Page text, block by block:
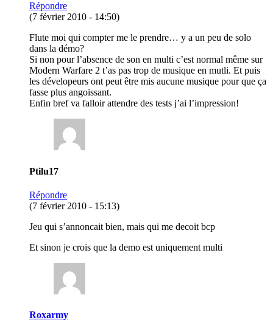
Répondre
(7 février 2010 - 14:50)
Flute moi qui compter me le prendre… y a un peu de solo
dans la démo?
Si non pour l’absence de son en multi c’est normal même sur
Modern Warfare 2 t’as pas trop de musique en mutli. Et puis
les dévelopeurs ont peut être mis aucune musique pour que ça
fasse plus angoissant.
Enfin bref va falloir attendre des tests j’ai l’impression!
Ptilu17
Répondre
(7 février 2010 - 15:13)
Jeu qui s’annoncait bien, mais qui me decoit bcp
Et sinon je crois que la demo est uniquement multi
Roxarmy